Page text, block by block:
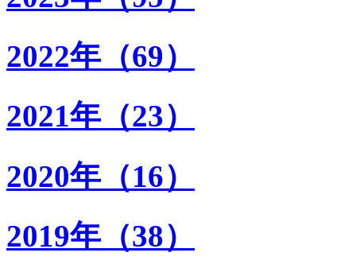
2022年（69）
2021年（23）
2020年（16）
2019年（38）